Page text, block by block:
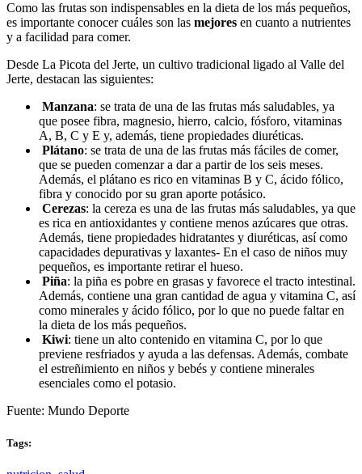
Como las frutas son indispensables en la dieta de los más pequeños,
es importante conocer cuáles son las mejores en cuanto a nutrientes
y a facilidad para comer.
Desde La Picota del Jerte, un cultivo tradicional ligado al Valle del
Jerte, destacan las siguientes:
Manzana: se trata de una de las frutas más saludables, ya
que posee fibra, magnesio, hierro, calcio, fósforo, vitaminas
A, B, C y E y, además, tiene propiedades diuréticas.
Plátano: se trata de una de las frutas más fáciles de comer,
que se pueden comenzar a dar a partir de los seis meses.
Además, el plátano es rico en vitaminas B y C, ácido fólico,
fibra y conocido por su gran aporte potásico.
Cerezas: la cereza es una de las frutas más saludables, ya que
es rica en antioxidantes y contiene menos azúcares que otras.
Además, tiene propiedades hidratantes y diuréticas, así como
capacidades depurativas y laxantes- En el caso de niños muy
pequeños, es importante retirar el hueso.
Piña: la piña es pobre en grasas y favorece el tracto intestinal.
Además, contiene una gran cantidad de agua y vitamina C, así
como minerales y ácido fólico, por lo que no puede faltar en
la dieta de los más pequeños.
Kiwi: tiene un alto contenido en vitamina C, por lo que
previene resfriados y ayuda a las defensas. Además, combate
el estreñimiento en niños y bebés y contiene minerales
esenciales como el potasio.
Fuente: Mundo Deporte
Tags: